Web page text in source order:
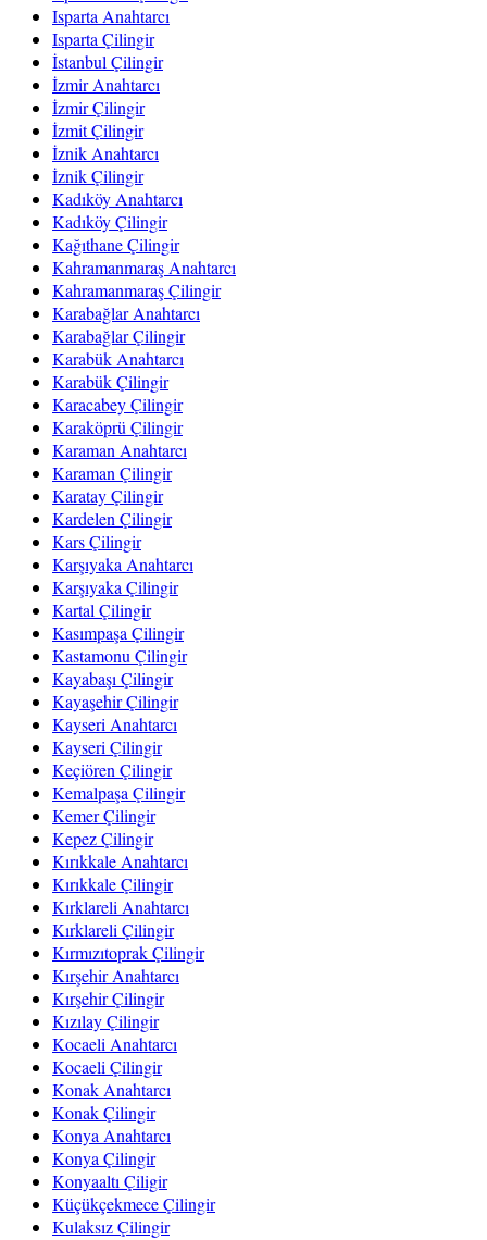
Isparta Anahtarcı
Isparta Çilingir
İstanbul Çilingir
İzmir Anahtarcı
İzmir Çilingir
İzmit Çilingir
İznik Anahtarcı
İznik Çilingir
Kadıköy Anahtarcı
Kadıköy Çilingir
Kağıthane Çilingir
Kahramanmaraş Anahtarcı
Kahramanmaraş Çilingir
Karabağlar Anahtarcı
Karabağlar Çilingir
Karabük Anahtarcı
Karabük Çilingir
Karacabey Çilingir
Karaköprü Çilingir
Karaman Anahtarcı
Karaman Çilingir
Karatay Çilingir
Kardelen Çilingir
Kars Çilingir
Karşıyaka Anahtarcı
Karşıyaka Çilingir
Kartal Çilingir
Kasımpaşa Çilingir
Kastamonu Çilingir
Kayabaşı Çilingir
Kayaşehir Çilingir
Kayseri Anahtarcı
Kayseri Çilingir
Keçiören Çilingir
Kemalpaşa Çilingir
Kemer Çilingir
Kepez Çilingir
Kırıkkale Anahtarcı
Kırıkkale Çilingir
Kırklareli Anahtarcı
Kırklareli Çilingir
Kırmızıtoprak Çilingir
Kırşehir Anahtarcı
Kırşehir Çilingir
Kızılay Çilingir
Kocaeli Anahtarcı
Kocaeli Çilingir
Konak Anahtarcı
Konak Çilingir
Konya Anahtarcı
Konya Çilingir
Konyaaltı Çiligir
Küçükçekmece Çilingir
Kulaksız Çilingir